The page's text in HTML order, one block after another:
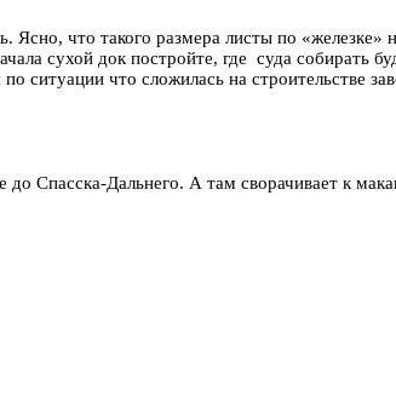
что такого размера листы по
сухой док постройте, где суда собирать
что сложилась на строительстве
Спасска-Дальнего. А там сворачивает к